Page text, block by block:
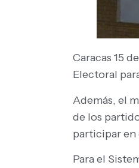
Caracas 15
Electoral
Además, el
de los
participar en
Para el